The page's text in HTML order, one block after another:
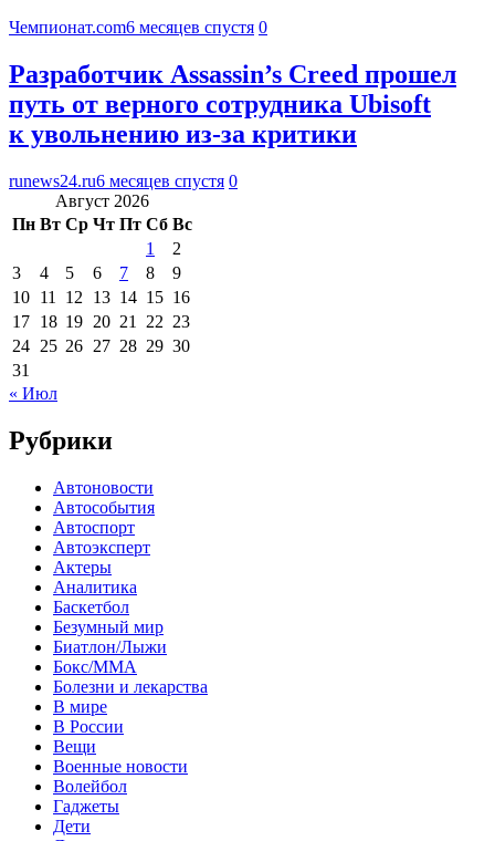
Чемпионат.com6 месяцев спустя 0
Разработчик Assassin’s Creed прошел
путь от верного сотрудника Ubisoft
к увольнению из-за критики
runews24.ru6 месяцев спустя 0
Август 2026
Пн Вт Ср Чт Пт Сб Вс
1
2
3
4 5 6 7 8
9
10 11 12 13 14 15 16
17 18 19 20 21 22 23
24 25 26 27 28 29 30
31
« Июл
Рубрики
Автоновости
Автособытия
Автоспорт
Автоэксперт
Актеры
Аналитика
Баскетбол
Безумный мир
Биатлон/Лыжи
Бокс/MMA
Болезни и лекарства
В мире
В России
Вещи
Военные новости
Волейбол
Гаджеты
Дети